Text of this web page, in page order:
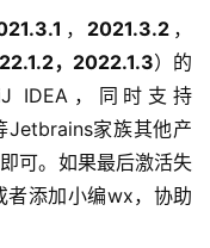
， 2021.3.2 ，
，2022.1.3）的
IDEA，同时支持
Jetbrains家族其他产
可。如果最后激活失
者添加小编wx，协助